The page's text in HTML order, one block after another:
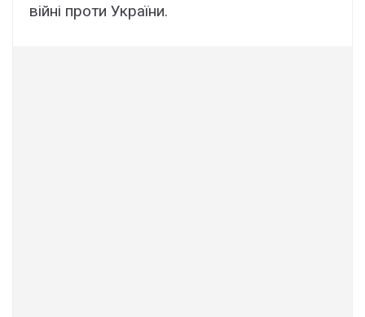
війні проти України.